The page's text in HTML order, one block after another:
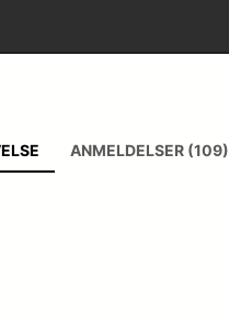
ANMELDELSER (109)